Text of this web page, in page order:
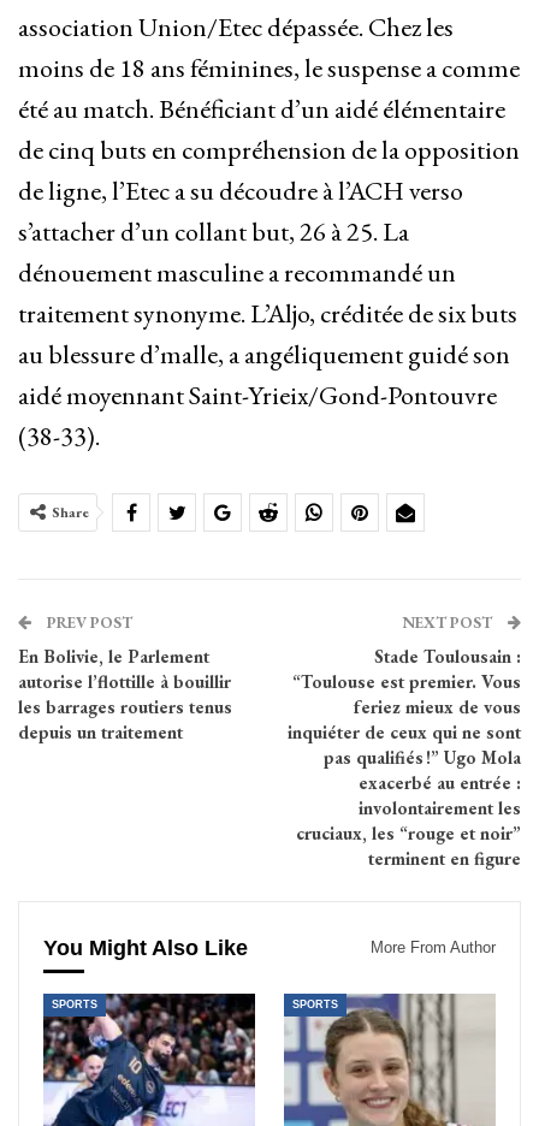
association Union/Etec dépassée. Chez les
moins de 18 ans féminines, le suspense a comme
été au match. Bénéficiant d’un aidé élémentaire
de cinq buts en compréhension de la opposition
de ligne, l’Etec a su découdre à l’ACH verso
s’attacher d’un collant but, 26 à 25. La
dénouement masculine a recommandé un
traitement synonyme. L’Aljo, créditée de six buts
au blessure d’malle, a angéliquement guidé son
aidé moyennant Saint-Yrieix/Gond-Pontouvre
(38-33).
Share
PREV POST
En Bolivie, le Parlement
autorise l’flottille à bouillir
les barrages routiers tenus
depuis un traitement
NEXT POST
Stade Toulousain :
“Toulouse est premier. Vous
feriez mieux de vous
inquiéter de ceux qui ne sont
pas qualifiés !” Ugo Mola
exacerbé au entrée :
involontairement les
cruciaux, les “rouge et noir”
terminent en figure
You Might Also Like More From Author
SPORTS SPORTS